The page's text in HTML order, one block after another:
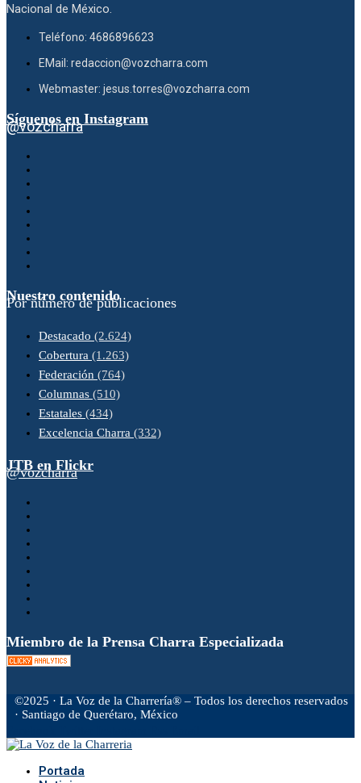
Nacional de México.
Teléfono: 4686896623
EMail: redaccion@vozcharra.com
Webmaster: jesus.torres@vozcharra.com
Síguenos en Instagram
@vozcharra
Nuestro contenido
Por número de publicaciones
Destacado (2.624)
Cobertura (1.263)
Federación (764)
Columnas (510)
Estatales (434)
Excelencia Charra (332)
JTB en Flickr
@vozcharra
Miembro de la Prensa Charra Especializada
©2025 · La Voz de la Charrería® – Todos los derechos reservados
· Santiago de Querétaro, México
Portada